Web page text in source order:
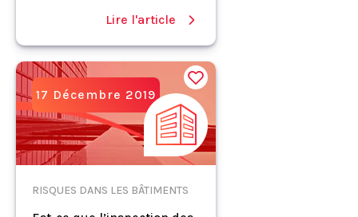
Lire l'article
17 Décembre 2019
RISQUES DANS LES BÂTIMENTS